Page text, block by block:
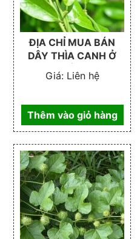
ĐỊA CHỈ MUA BÁN
DÂY THÌA CANH Ở
ĐÂU
Giá:Liên hệ
Thêm vào giỏ hàng